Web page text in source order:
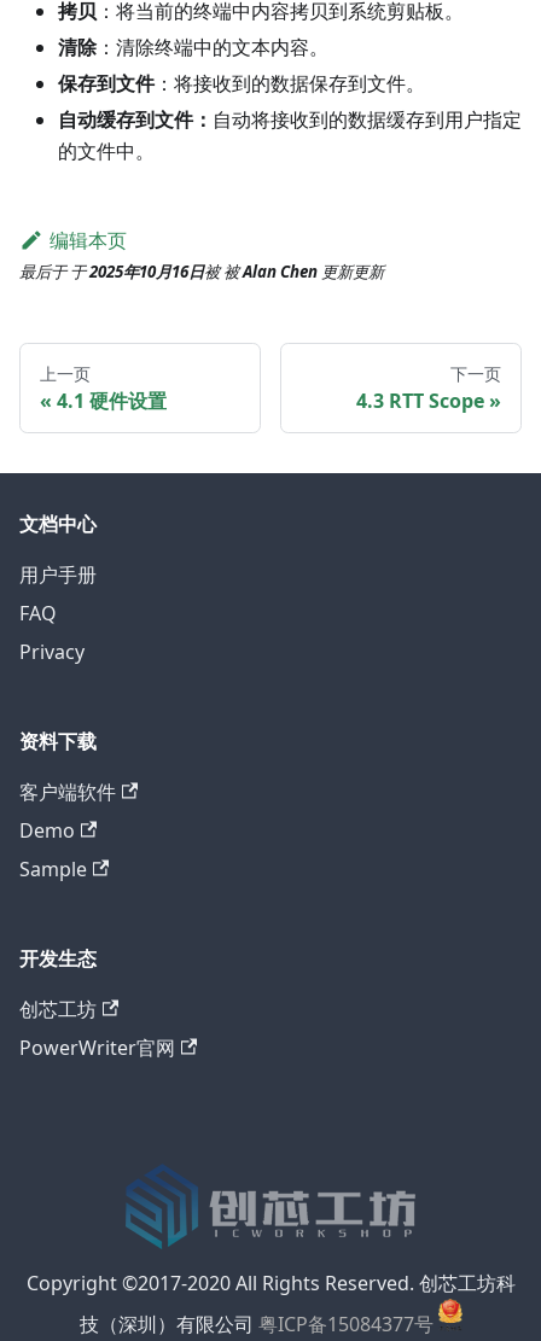
拷贝 ：将当前的终端中内容拷贝到系统剪贴板。
清除：清除终端中的文本内容。
保存到文件：将接收到的数据保存到文件。
自动缓存到文件： 自动将接收到的数据缓存到用户指定
的文件中。
编辑本页
最后于于2025年10月16日被被Alan Chen 更新更新
上一页
4.1 硬件设置
下一页
4.3 RTT Scope
文档中心
用户手册
FAQ
Privacy
资料下载
客户端软件
Demo
Sample
开发生态
创芯工坊
PowerWriter官网
Copyright ©2017-2020 All Rights Reserved. 创芯工坊科
技（深圳）有限公司 粤ICP备15084377号